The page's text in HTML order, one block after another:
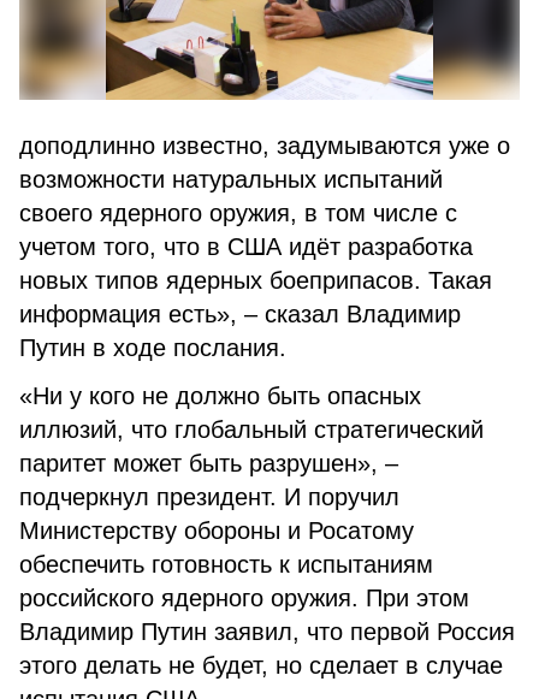
доподлинно известно, задумываются уже о
возможности натуральных испытаний
своего ядерного оружия, в том числе с
учетом того, что в США идёт разработка
новых типов ядерных боеприпасов. Такая
информация есть», – сказал Владимир
Путин в ходе послания.
«Ни у кого не должно быть опасных
иллюзий, что глобальный стратегический
паритет может быть разрушен», –
подчеркнул президент. И поручил
Министерству обороны и Росатому
обеспечить готовность к испытаниям
российского ядерного оружия. При этом
Владимир Путин заявил, что первой Россия
этого делать не будет, но сделает в случае